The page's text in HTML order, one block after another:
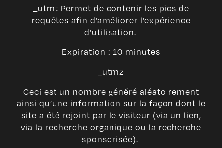
_utmt Permet de contenir les pics de
requêtes afin d’améliorer l’expérience
d’utilisation.
Expiration : 10 minutes
_utmz
Ceci est un nombre généré aléatoirement
ainsi qu’une information sur la façon dont le
site a été rejoint par le visiteur (via un lien,
via la recherche organique ou la recherche
sponsorisée).